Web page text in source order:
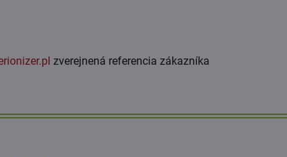
zverejnená referencia zákazníka